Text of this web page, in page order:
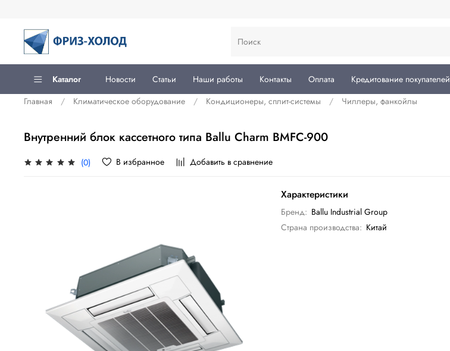
Каталог Новости Статьи Наши работы Контакты Оплата Кредитование покупателей
Главная
Климатическое оборудование Кондиционеры, сплит-системы Чиллеры, фанкойлы
Внутренний блок кассетного типа Ballu Charm BMFC-900
(0) В избранное Добавить в сравнение
Характеристики
Бренд: Ballu Industrial Group
Страна производства: Китай